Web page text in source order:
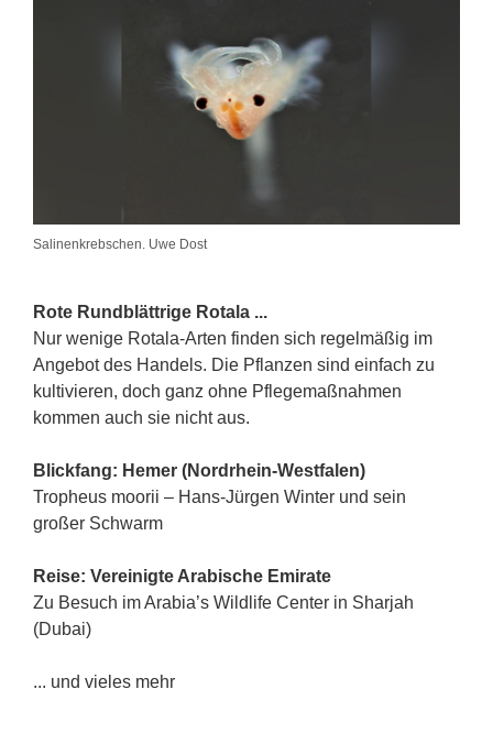
Salinenkrebschen. Uwe Dost
Rote Rundblättrige Rotala ...
Nur wenige Rotala-Arten finden sich regelmäßig im
Angebot des Handels. Die Pflanzen sind einfach zu
kultivieren, doch ganz ohne Pflegemaßnahmen
kommen auch sie nicht aus.
Blickfang: Hemer (Nordrhein-Westfalen)
Tropheus moorii – Hans-Jürgen Winter und sein
großer Schwarm
Reise: Vereinigte Arabische Emirate
Zu Besuch im Arabia’s Wildlife Center in Sharjah
(Dubai)
... und vieles mehr